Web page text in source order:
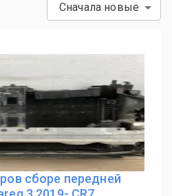
Сначала новые
сборе передней